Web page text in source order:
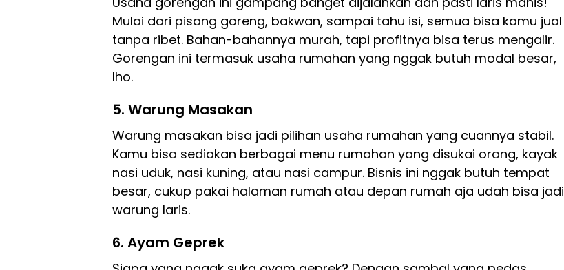
Mulai dari pisang goreng, bakwan, sampai tahu isi, semua bisa kamu jual
tanpa ribet. Bahan-bahannya murah, tapi profitnya bisa terus mengalir.
Gorengan ini termasuk usaha rumahan yang nggak butuh modal besar,
lho.
5. Warung Masakan
Warung masakan bisa jadi pilihan usaha rumahan yang cuannya stabil.
Kamu bisa sediakan berbagai menu rumahan yang disukai orang, kayak
nasi uduk, nasi kuning, atau nasi campur. Bisnis ini nggak butuh tempat
besar, cukup pakai halaman rumah atau depan rumah aja udah bisa jadi
warung laris.
6. Ayam Geprek